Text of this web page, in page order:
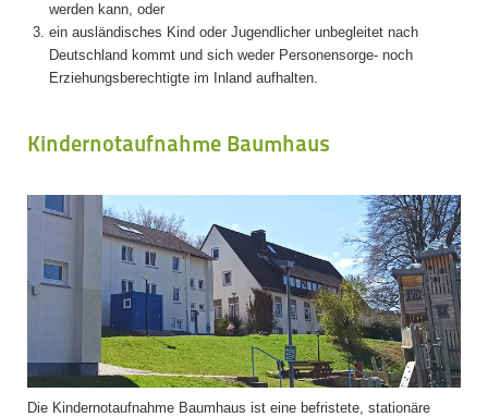
werden kann, oder
ein ausländisches Kind oder Jugendlicher unbegleitet nach
Deutschland kommt und sich weder Personensorge- noch
Erziehungsberechtigte im Inland aufhalten.
Kindernotaufnahme Baumhaus
Die Kindernotaufnahme Baumhaus ist eine befristete, stationäre